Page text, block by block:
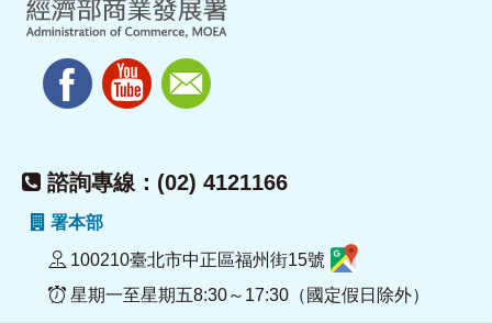
諮詢專線：(02) 4121166
署本部
100210臺北市中正區福州街15號
星期一至星期五8:30～17:30（國定假日除外）